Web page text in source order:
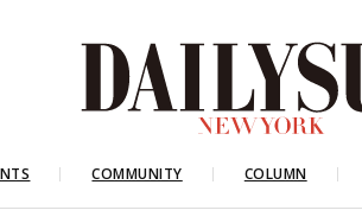
COMMUNITY COLUMN